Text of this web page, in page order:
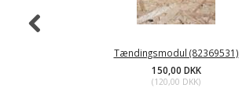
Tændingsmodul (82369531)
150,00 DKK
(120,00 DKK)